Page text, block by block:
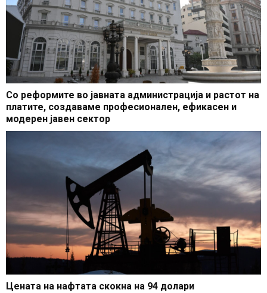
Со реформите во јавната администрација и растот на
платите, создаваме професионален, ефикасен и
модерен јавен сектор
Цената на нафтата скокна на 94 долари